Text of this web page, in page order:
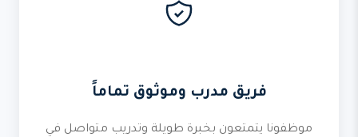
فريق مدرب وموثوق تماماً
موظفونا يتمتعون بخبرة طويلة وتدريب متواصل في